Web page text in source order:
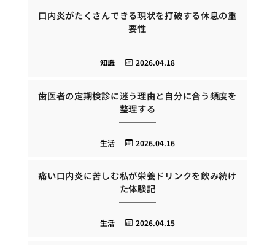
口内炎がたくさんできる現状を打破する休息の重
要性
2026.04.18
知識
歯医者の定期検診に迷う理由と自分に合う頻度を
整理する
2026.04.16
生活
痛い口内炎に苦しむ私が栄養ドリンクを飲み続け
た体験記
2026.04.15
生活